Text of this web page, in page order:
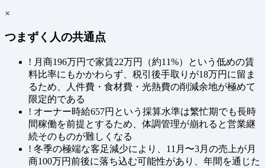
×
つまずく人の共通点
! 月商196万円で家賃22万円（約11%）という低めの賃
料比率にもかかわらず、税引後手取りが18万円に留ま
るため、人件費・食材費・光熱費の削減余地が極めて
限定的である
! オーナー時給657円という採算水準は繁忙期でも長時
間稼働を前提とするため、体調管理が崩れると営業継
続そのものが難しくなる
! 冬季の極端な客足減少により、11月〜3月の売上が月
商100万円前後に落ち込む可能性があり、年間を通じた